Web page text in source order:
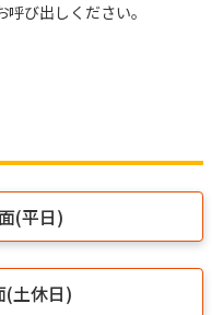
び出しください。
(平日)
(土休日)